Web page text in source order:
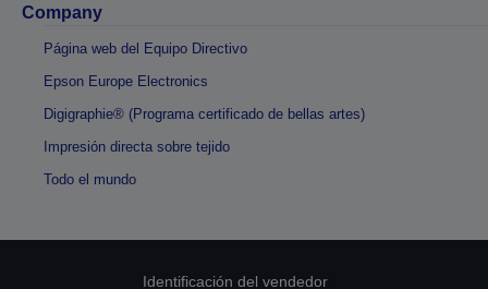
Company
Página web del Equipo Directivo
Epson Europe Electronics
Digigraphie® (Programa certificado de bellas artes)
Impresión directa sobre tejido
Todo el mundo
Identificación del vendedor